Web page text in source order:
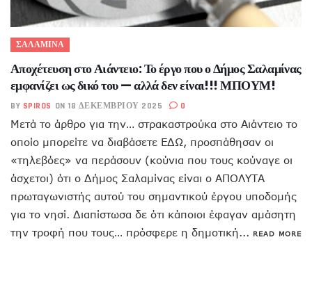
ΣΑΛΑΜΙΝΑ
Αποχέτευση στο Αιάντειο: Το έργο που ο Δήμος Σαλαμίνας
εμφανίζει ως δικό του — αλλά δεν είναι!!! ΜΠΟΥΜ!
BY SPIROS ON 18 ΔΕΚΕΜΒΡΊΟΥ 2025 0
Μετά το άρθρο για την… στρακαστρούκα στο Αιάντειο το
οποίο μπορείτε να διαβάσετε ΕΔΩ, προσπάθησαν οι
«τηλεβόες» να περάσουν (κούνια που τους κούναγε οι
άσχετοι) ότι ο Δήμος Σαλαμίνας είναι ο ΑΠΟΛΥΤΑ
πρωταγωνιστής αυτού του σημαντικού έργου υποδομής
για το νησί. Διαπίστωσα δε ότι κάποιοι έφαγαν αμάσητη
την τροφή που τους… πρόσφερε η δημοτική... READ MORE